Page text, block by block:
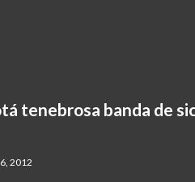
tenebrosa banda de
2012
por los 50 años